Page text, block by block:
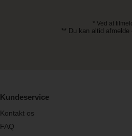
* Ved at
** Du kan altid
Kundeservice
Kontakt os
FAQ